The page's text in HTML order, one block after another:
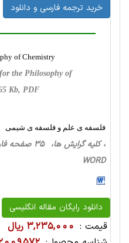
خرید ترجمه فارسی و دانلود
of Chemistry
the Philosophy of
Kb, PDF
فلسفه ی علم و فلسفه ی شیمی
WORD
دانلود رایگان مقاله انگلیسی
قیمت : 3,235,000 ریال